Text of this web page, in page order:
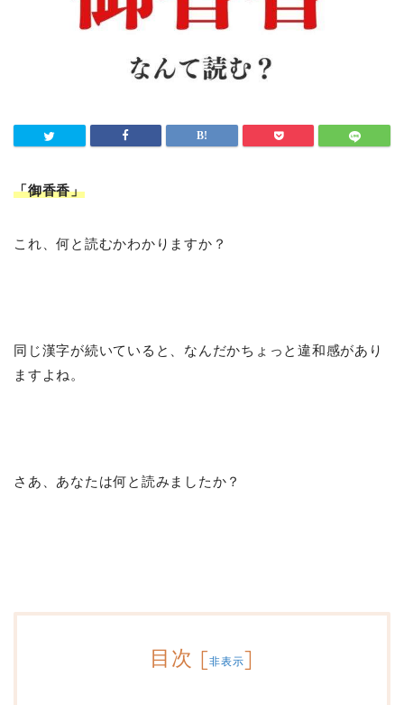
「御香香」
これ、何と読むかわかりますか？
同じ漢字が続いていると、なんだかちょっと違和感があり
ますよね。
さあ、あなたは何と読みましたか？
目次 [非表示]